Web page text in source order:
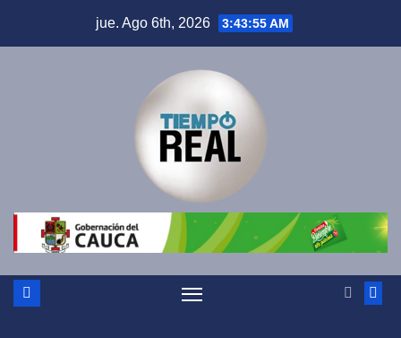
jue. Ago 6th, 2026 3:43:56 AM